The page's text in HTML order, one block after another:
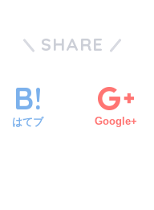
SHARE
はてブ Google+